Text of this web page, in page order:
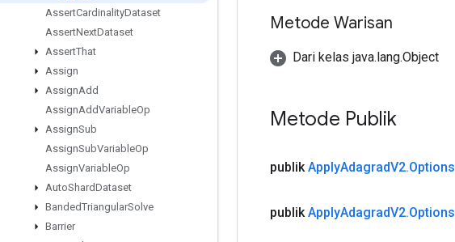
AssertCardinalityDataset
AssertNextDataset
AssertThat
Assign
AssignAdd
AssignAddVariableOp
AssignSub
AssignSubVariableOp
AssignVariableOp
AutoShardDataset
BandedTriangularSolve
Barrier
Metode Warisan
Dari kelas java.lang.Object
Metode Publik
publikApplyAdagradV2.Options
publikApplyAdagradV2.Options